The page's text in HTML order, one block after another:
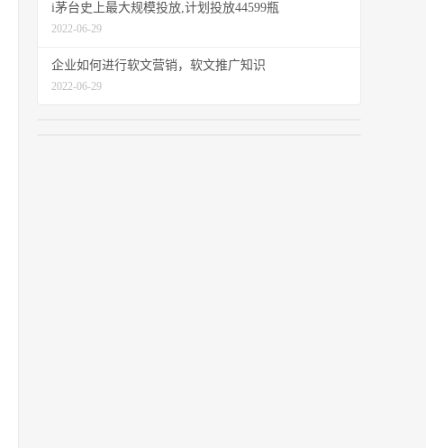
i茅台史上最大规模投放,计划投放44599瓶
2022-06-29
企业如何进行软文营销，软文推广知识
2022-06-29